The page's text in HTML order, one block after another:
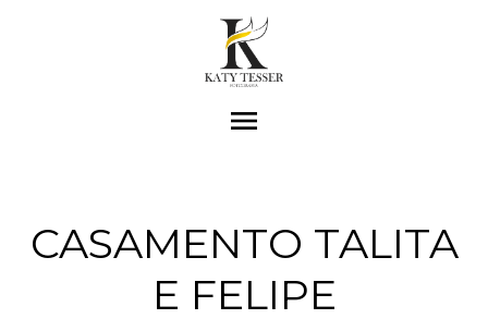
menu
CASAMENTO TALITA
E FELIPE